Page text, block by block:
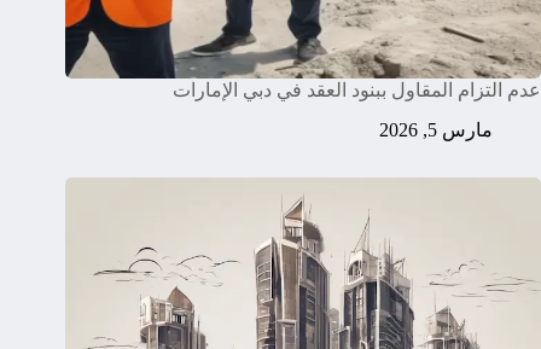
عدم التزام المقاول ببنود العقد في دبي الإمارات
مارس 5, 2026